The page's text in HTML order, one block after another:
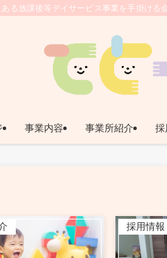
る放課後等デイサービス事業を手掛ける
事業内容 事業所紹介 採
採用情報